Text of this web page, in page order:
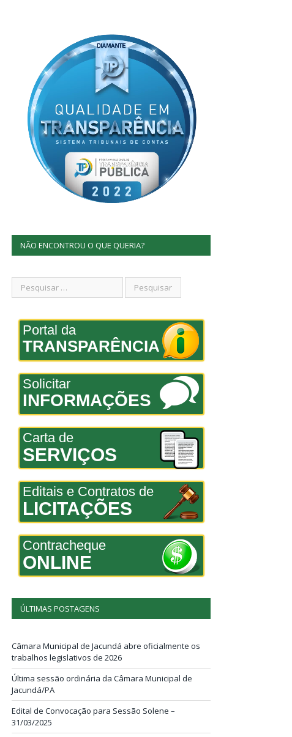
NÃO ENCONTROU O QUE QUERIA?
Portal da
TRANSPARÊNCIA
Solicitar
INFORMAÇÕES
Carta de
SERVIÇOS
Editais e Contratos de
LICITAÇÕES
Contracheque
ONLINE
ÚLTIMAS POSTAGENS
Câmara Municipal de Jacundá abre oficialmente os
trabalhos legislativos de 2026
Última sessão ordinária da Câmara Municipal de
Jacundá/PA
Edital de Convocação para Sessão Solene –
31/03/2025